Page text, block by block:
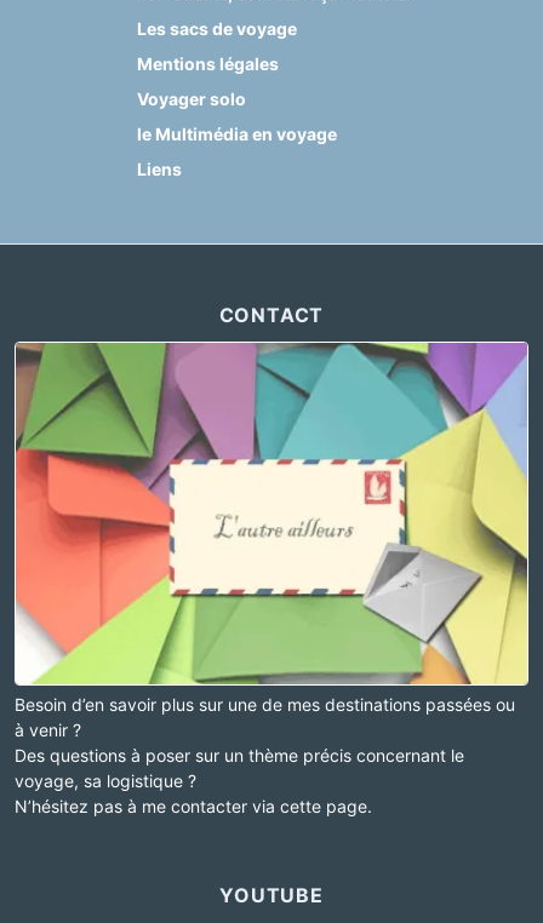
Les sacs de voyage
Mentions légales
Voyager solo
le Multimédia en voyage
Liens
CONTACT
Besoin d’en savoir plus sur une de mes destinations passées ou
à venir ?
Des questions à poser sur un thème précis concernant le
voyage, sa logistique ?
N’hésitez pas à me contacter via cette page.
YOUTUBE